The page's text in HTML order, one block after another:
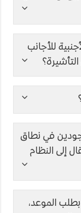
للأجانب
في نطاق
إلى النظام
الموعد،